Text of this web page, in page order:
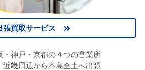
張買取サービス
・神戸・京都の４つの営業所
近畿周辺から本島全土へ出張